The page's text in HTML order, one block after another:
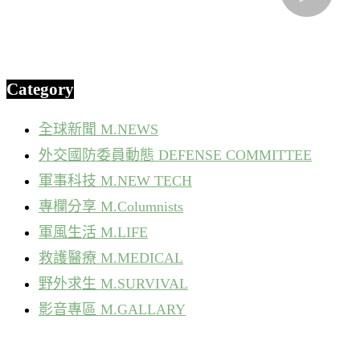
Category
全球新聞 M.NEWS
外交國防委員動態 DEFENSE COMMITTEE
軍事科技 M.NEW TECH
專欄分享 M.Columnists
軍風生活 M.LIFE
救護醫療 M.MEDICAL
野外求生 M.SURVIVAL
影音專區 M.GALLARY